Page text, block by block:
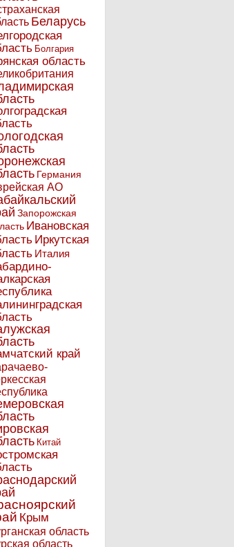
Беларусь
Болгария
область
Германия
АО
Запорожская
Ивановская
Иркутская
Италия
край
Китай
Крым
область
область